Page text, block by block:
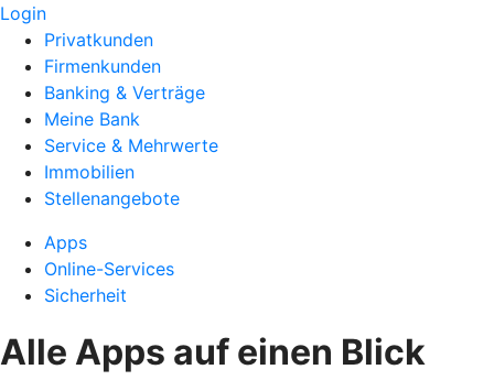
Login
Privatkunden
Firmenkunden
Banking & Verträge
Meine Bank
Service & Mehrwerte
Immobilien
Stellenangebote
Apps
Online-Services
Sicherheit
Alle Apps auf einen Blick